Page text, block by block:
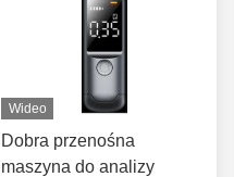
Wideo
Dobra przenośna
maszyna do analizy